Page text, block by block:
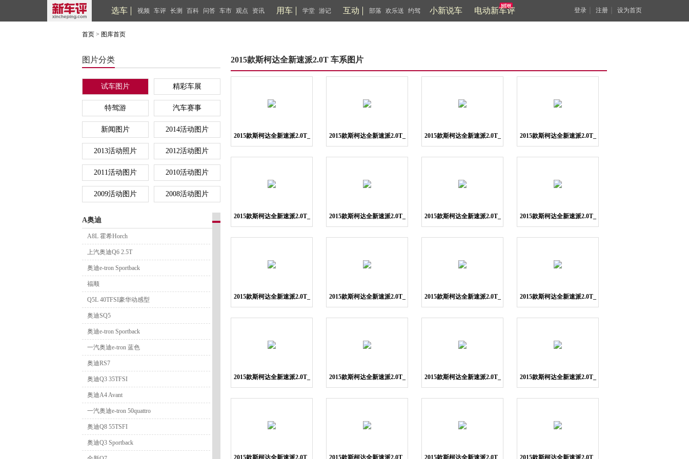
选车 视频 车评 长测 百科 问答 车市 观点 资讯 用车 学堂 游记 互动 部落 欢乐送 约驾 小新说车 电动新车评 登录 注册 设为首页
首页 > 图库首页
图片分类
试车图片 精彩车展
特驾游 汽车赛事
新闻图片 2014活动图片
2013活动照片 2012活动图片
2011活动图片 2010活动图片
2009活动图片 2008活动图片
A奥迪
A8L 霍希Horch
上汽奥迪Q6 2.5T
奥迪e-tron Sportback
福顺
Q5L 40TFSI豪华动感型
奥迪SQ5
奥迪e-tron Sportback
一汽奥迪e-tron 蓝色
奥迪RS7
奥迪Q3 35TFSI
奥迪A4 Avant
一汽奥迪e-tron 50quattro
奥迪Q8 55TSFI
奥迪Q3 Sportback
2015款斯柯达全新速派2.0T 车系图片
2015款斯柯达全新速派2.0T_ 2015款斯柯达全新速派2.0T_ 2015款斯柯达全新速派2.0T_ 2015款斯柯达全新速派2.0T_
2015款斯柯达全新速派2.0T_ 2015款斯柯达全新速派2.0T_ 2015款斯柯达全新速派2.0T_ 2015款斯柯达全新速派2.0T_
2015款斯柯达全新速派2.0T_ 2015款斯柯达全新速派2.0T_ 2015款斯柯达全新速派2.0T_ 2015款斯柯达全新速派2.0T_
2015款斯柯达全新速派2.0T_ 2015款斯柯达全新速派2.0T_ 2015款斯柯达全新速派2.0T_ 2015款斯柯达全新速派2.0T_
2015款斯柯达全新速派2.0T_ 2015款斯柯达全新速派2.0T_ 2015款斯柯达全新速派2.0T_ 2015款斯柯达全新速派2.0T_